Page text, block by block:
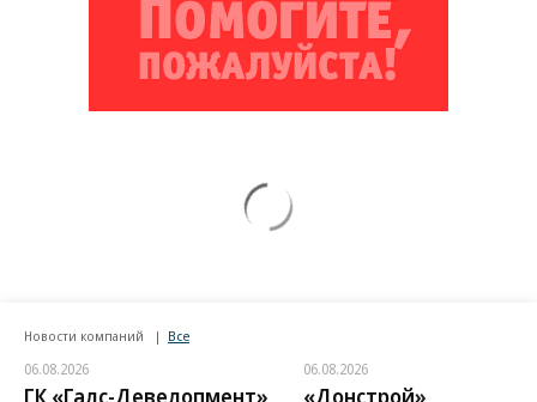
Новости компаний Все
06.08.2026 06.08.2026